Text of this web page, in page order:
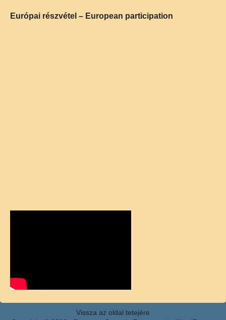
Európai részvétel – European participation
Vissza az oldal tetejére